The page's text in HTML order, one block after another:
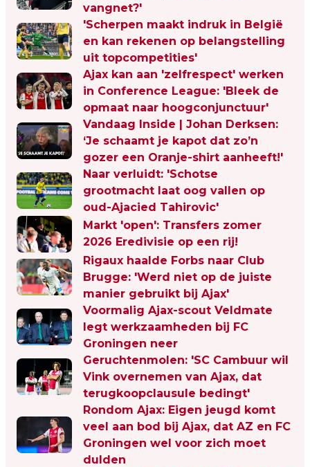
vangnet?'
'Scherpen maakt indruk in België
en kan rekenen op belangstelling
uit topcompetities'
Ajax kan aan 'zelfrespect' werken
in Conference League: 'Bleek de
opmaat naar hoogconjunctuur'
Vandaag Inside | Johan Derksen:
‘Je schaamt je kapot dat zo’n
gozer een Oranje-shirt aanheeft!'
Naar verluidt: 'Schotse
grootmacht laat oog vallen op
oud-Ajacied Tahirovic'
Markt 'open': Transfers zomer
2026 Eredivisie op een rij!
Rigaux haalde Forbs naar Club
Brugge: 'Werd niet op de juiste
manier gebruikt bij Ajax'
Voormalig Ajax-scout Veldmate
legt werkzaamheden bij FC
Groningen neer
Geruchtenmolen: 'SC Cambuur wil
Vink overnemen van Ajax, dat
terugkoopclausule bedingt'
Rondom Ajax: Eigen jeugd komt
veel aan bod bij Ajax, dat AZ en FC
Groningen wel voor zich moet
dulden